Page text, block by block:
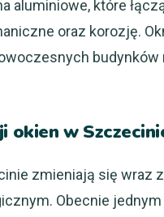
aluminiowe, które
oraz korozję.
budynków
okien w
zmieniają się wraz
Obecnie